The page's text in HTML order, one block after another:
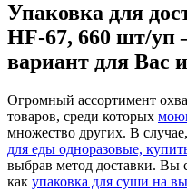
Упаковка для
HF-67, 660 шт/уп
вариант для Вас
Огромный ассортимент
товаров, среди которых
множество других. В
для еды одноразовые,
выбрав метод доставки. Вы
как упаковка для суши на